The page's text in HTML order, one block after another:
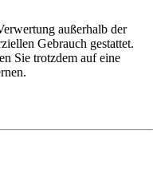
außerhalb der
Gebrauch gestattet.
Sie trotzdem auf eine